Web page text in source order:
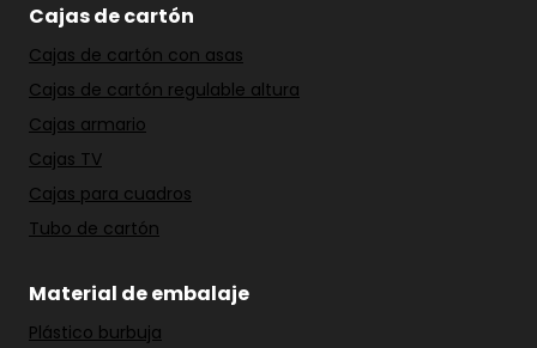
Cajas de cartón
Cajas de cartón con asas
Cajas de cartón regulable altura
Cajas armario
Cajas TV
Cajas para cuadros
Tubo de cartón
Material de embalaje
Plástico burbuja